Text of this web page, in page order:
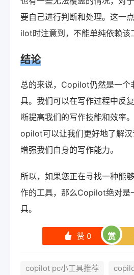
要自己进行判断和处理。这一
ilot时注意到，不能单纯依赖该
结论
总的来说，Copilot仍然是一个
具。我们可以在写作过程中反
断提高我们的写作技能和效率
opilot可以让我们更好地了解汉
增强我们自身的写作能力。
所以，如果您正在寻找一种能
作的工具，那么Copilot绝对是
具。
󰄼 赞 0 赏
copilot pc小工具推荐